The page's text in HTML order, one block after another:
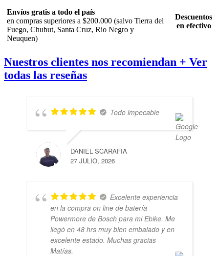
Envíos gratis a todo el país
en compras superiores a $200.000 (salvo Tierra del
Fuego, Chubut, Santa Cruz, Rio Negro y
Neuquen)
Descuentos
en efectivo
Nuestros clientes nos recomiendan + Ver
todas las reseñas
Todo impecable
DANIEL SCARAFIA
27 JULIO, 2026
Excelente experiencia
en la compra on line de batería
Powermore de Bosch para mi Ebike. Me
llegó en 48 hrs muy bien embalado y en
excelente estado. Muchas gracias
Matías.